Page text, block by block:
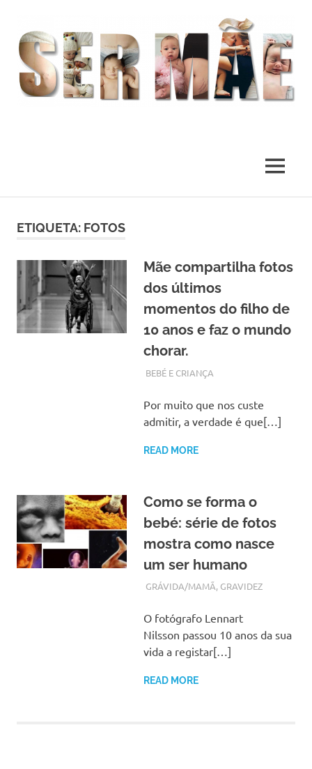
MENU
ETIQUETA: FOTOS
Mãe compartilha fotos
dos últimos
momentos do filho de
10 anos e faz o mundo
chorar.
DEZEMBRO 4, 2017
ADMIN
BEBÉ E CRIANÇA
Por muito que nos custe
admitir, a verdade é que[…]
READ MORE
Como se forma o
bebé: série de fotos
mostra como nasce
um ser humano
NOVEMBRO 9, 2017
ADMIN
GRÁVIDA/MAMÃ, GRAVIDEZ
O fotógrafo Lennart
Nilsson passou 10 anos da sua
vida a registar[…]
READ MORE